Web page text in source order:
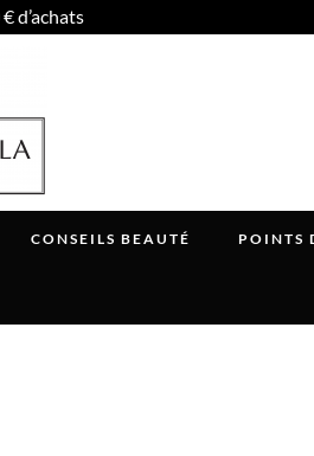
d’achats
CONSEILS BEAUTÉ POINTS